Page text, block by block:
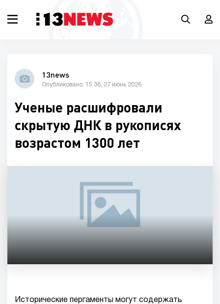
13news
Опубликовано: 15:38, 27 июнь 2026
Ученые расшифровали
скрытую ДНК в рукописях
возрастом 1300 лет
Исторические пергаменты могут содержать